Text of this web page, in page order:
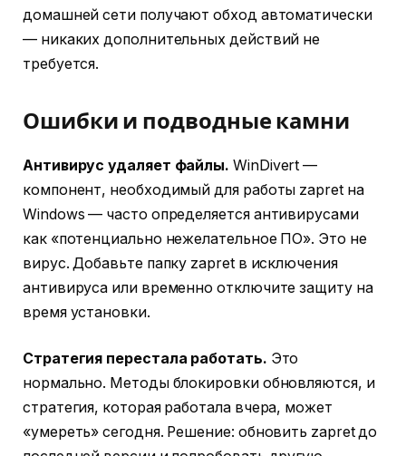
домашней сети получают обход автоматически
— никаких дополнительных действий не
требуется.
Ошибки и подводные камни
Антивирус удаляет файлы. WinDivert —
компонент, необходимый для работы zapret на
Windows — часто определяется антивирусами
как «потенциально нежелательное ПО». Это не
вирус. Добавьте папку zapret в исключения
антивируса или временно отключите защиту на
время установки.
Стратегия перестала работать. Это
нормально. Методы блокировки обновляются, и
стратегия, которая работала вчера, может
«умереть» сегодня. Решение: обновить zapret до